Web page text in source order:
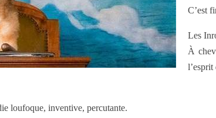
C’est
Les
À
l’esprit
loufoque, inventive, percutante.